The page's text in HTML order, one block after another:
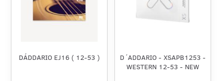
DÁDDARIO EJ16 ( 12-53 )
D´ADDARIO - XSAPB1253 -
WESTERN 12-53 - NEW